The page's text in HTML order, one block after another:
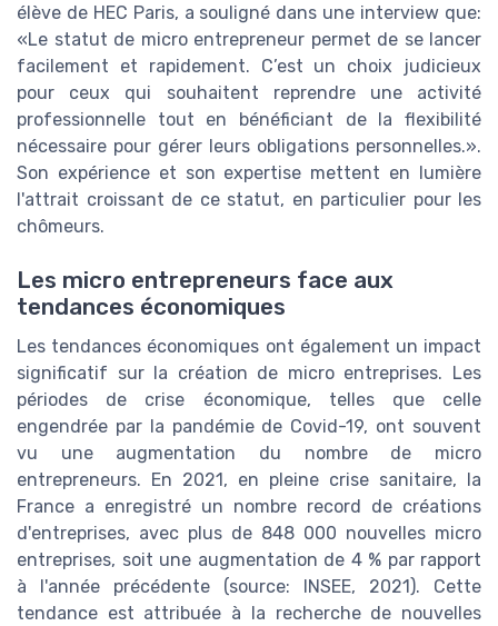
élève de HEC Paris, a souligné dans une interview que:
«Le statut de micro entrepreneur permet de se lancer
facilement et rapidement. C’est un choix judicieux
pour ceux qui souhaitent reprendre une activité
professionnelle tout en bénéficiant de la flexibilité
nécessaire pour gérer leurs obligations personnelles.».
Son expérience et son expertise mettent en lumière
l'attrait croissant de ce statut, en particulier pour les
chômeurs.
Les micro entrepreneurs face aux
tendances économiques
Les tendances économiques ont également un impact
significatif sur la création de micro entreprises. Les
périodes de crise économique, telles que celle
engendrée par la pandémie de Covid-19, ont souvent
vu une augmentation du nombre de micro
entrepreneurs. En 2021, en pleine crise sanitaire, la
France a enregistré un nombre record de créations
d'entreprises, avec plus de 848 000 nouvelles micro
entreprises, soit une augmentation de 4 % par rapport
à l'année précédente (source: INSEE, 2021). Cette
tendance est attribuée à la recherche de nouvelles